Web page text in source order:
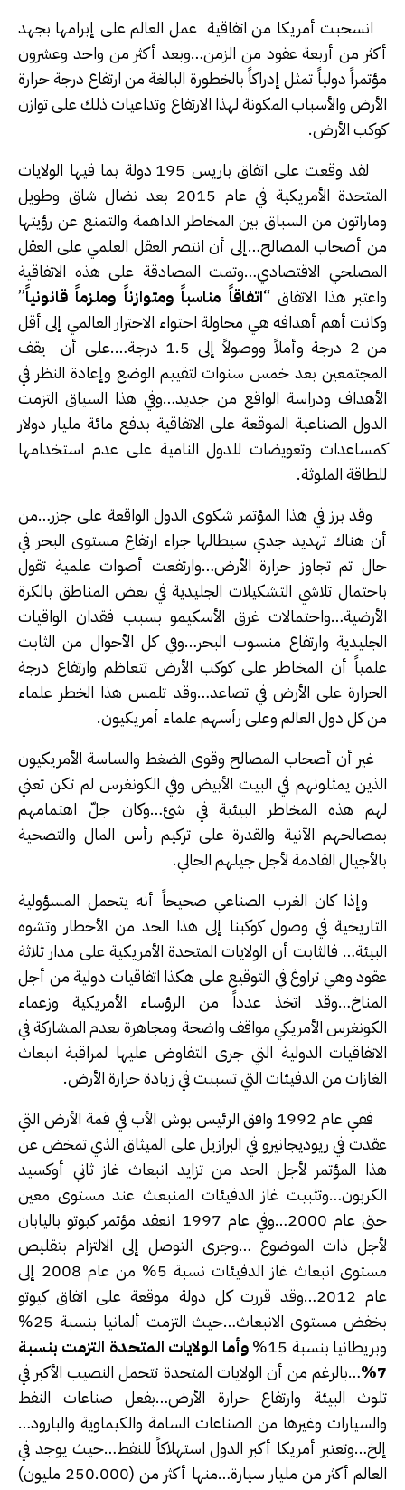
انسحبت أمريكا من اتفاقية عمل العالم على إبرامها بجهد
أكثر من أربعة عقود من الزمن…وبعد أكثر من واحد وعشرون
مؤتمراً دولياً تمثل إدراكاً بالخطورة البالغة من ارتفاع درجة حرارة
الأرض والأسباب المكونة لهذا الارتفاع وتداعيات ذلك على توازن
كوكب الأرض.
لقد وقعت على اتفاق باريس 195 دولة بما فيها الولايات
المتحدة الأمريكية في عام 2015 بعد نضال شاق وطويل
وماراتون من السباق بين المخاطر الداهمة والتمنع عن رؤيتها
من أصحاب المصالح…إلى أن انتصر العقل العلمي على العقل
المصلحي الاقتصادي…وتمت المصادقة على هذه الاتفاقية
واعتبر هذا الاتفاق “اتفاقاً مناسباً ومتوازناً وملزماً قانونياً”
وكانت أهم أهدافه هي محاولة احتواء الاحترار العالمي إلى أقل
من 2 درجة وأملاً ووصولاً إلى 1.5 درجة….على أن يقف
المجتمعين بعد خمس سنوات لتقييم الوضع وإعادة النظر في
الأهداف ودراسة الواقع من جديد…وفي هذا السياق التزمت
الدول الصناعية الموقعة على الاتفاقية بدفع مائة مليار دولار
كمساعدات وتعويضات للدول النامية على عدم استخدامها
للطاقة الملوثة.
وقد برز في هذا المؤتمر شكوى الدول الواقعة على جزر…من
أن هناك تهديد جدي سيطالها جراء ارتفاع مستوى البحر في
حال تم تجاوز حرارة الأرض…وارتفعت أصوات علمية تقول
باحتمال تلاشي التشكيلات الجليدية في بعض المناطق بالكرة
الأرضية…واحتمالات غرق الأسكيمو بسبب فقدان الواقيات
الجليدية وارتفاع منسوب البحر…وفي كل الأحوال من الثابت
علمياً أن المخاطر على كوكب الأرض تتعاظم وارتفاع درجة
الحرارة على الأرض في تصاعد…وقد تلمس هذا الخطر علماء
من كل دول العالم وعلى رأسهم علماء أمريكيون.
غير أن أصحاب المصالح وقوى الضغط والساسة الأمريكيون
الذين يمثلونهم في البيت الأبيض وفي الكونغرس لم تكن تعني
لهم هذه المخاطر البيئية في شئ…وكان جلّ اهتمامهم
بمصالحهم الآنية والقدرة على تركيم رأس المال والتضحية
بالأجيال القادمة لأجل جيلهم الحالي.
وإذا كان الغرب الصناعي صحيحاً أنه يتحمل المسؤولية
التاريخية في وصول كوكبنا إلى هذا الحد من الأخطار وتشوه
البيئة… فالثابت أن الولايات المتحدة الأمريكية على مدار ثلاثة
عقود وهي تراوغ في التوقيع على هكذا اتفاقيات دولية من أجل
المناخ…وقد اتخذ عدداً من الرؤساء الأمريكية وزعماء
الكونغرس الأمريكي مواقف واضحة ومجاهرة بعدم المشاركة في
الاتفاقيات الدولية التي جرى التفاوض عليها لمراقبة انبعاث
الغازات من الدفيئات التي تسببت في زيادة حرارة الأرض.
ففي عام 1992 وافق الرئيس بوش الأب في قمة الأرض التي
عقدت في ريوديجانيرو في البرازيل على الميثاق الذي تمخض عن
هذا المؤتمر لأجل الحد من تزايد انبعاث غاز ثاني أوكسيد
الكربون…وتثبيت غاز الدفيئات المنبعث عند مستوى معين
حتى عام 2000…وفي عام 1997 انعقد مؤتمر كيوتو باليابان
لأجل ذات الموضوع …وجرى التوصل إلى الالتزام بتقليص
مستوى انبعاث غاز الدفيئات نسبة 5% من عام 2008 إلى
عام 2012…وقد قررت كل دولة موقعة على اتفاق كيوتو
بخفض مستوى الانبعاث…حيث التزمت ألمانيا بنسبة 25%
وبريطانيا بنسبة 15%
وأما الولايات المتحدة التزمت بنسبة
7%
…بالرغم من أن الولايات المتحدة تتحمل النصيب الأكبر في
تلوث البيئة وارتفاع حرارة الأرض…بفعل صناعات النفط
والسيارات وغيرها من الصناعات السامة والكيماوية والبارود…
إلخ…وتعتبر أمريكا أكبر الدول استهلاكاً للنفط…حيث يوجد في
العالم أكثر من مليار سيارة…منها أكثر من (250.000 مليون)